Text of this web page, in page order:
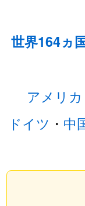
世界164ヵ
アメリカ
ドイツ ・ 中